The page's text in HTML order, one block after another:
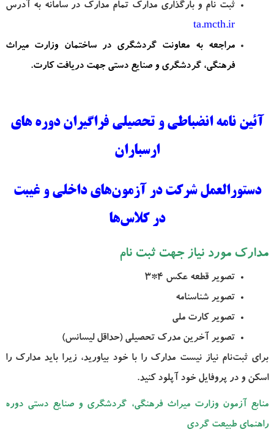
ثبت نام و بارگذاری مدارک تمام مدارک در سامانه به آدرس
ta.mcth.ir
مراجعه به معاونت گردشگری در ساختمان وزارت میراث
فرهنگی، گردشگری و صنایع دستی جهت دریافت کارت.
آئین نامه انضباطی و تحصیلی فراگیران دوره های
ارسباران
دستورالعمل شرکت در آزمون‌های داخلی و غیبت
در کلاس‌ها
مدارک مورد نیاز جهت ثبت نام
تصویر قطعه عکس 4*3
تصویر شناسنامه
تصویر کارت ملی
تصویر آخرین مدرک تحصیلی (حداقل لیسانس)
برای ثبت‌نام نیاز نیست مدارک را با خود بیاورید، زیرا باید مدارک را
اسکن و در پروفایل خود آپلود کنید.
منابع آزمون وزارت میراث فرهنگی، گردشگری و صنایع دستی دوره
راهنمای طبیعت گردی